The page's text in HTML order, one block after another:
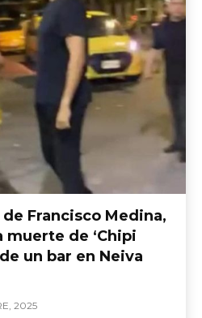
Francisco Medina,
muerte de ‘Chipi
un bar en Neiva
2025